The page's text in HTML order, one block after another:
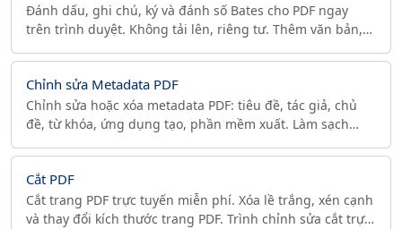
Đánh dấu, ghi chú, ký và đánh số Bates cho PDF ngay
trên trình duyệt. Không tải lên, riêng tư. Thêm văn bản,
Chỉnh sửa Metadata PDF
Chỉnh sửa hoặc xóa metadata PDF: tiêu đề, tác giả, chủ
đề, từ khóa, ứng dụng tạo, phần mềm xuất. Làm sạch
Cắt PDF
Cắt trang PDF trực tuyến miễn phí. Xóa lề trắng, xén cạnh
và thay đổi kích thước trang PDF. Trình chỉnh sửa cắt trực